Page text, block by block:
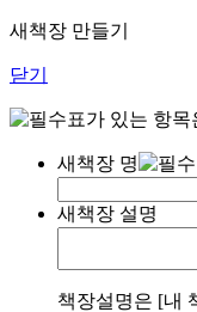
새책장 만들기
닫기
표가 있는 항
새책장 명
새책장 설명
책장설명은 [내